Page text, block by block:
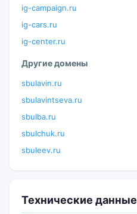
ig-campaign.ru
ig-cars.ru
ig-center.ru
Другие домены
sbulavin.ru
sbulavintseva.ru
sbulba.ru
sbulchuk.ru
sbuleev.ru
Технические данные